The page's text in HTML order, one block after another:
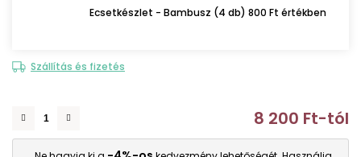
Ecsetkészlet - Bambusz (4 db) 800 Ft értékben
Szállítás és fizetés
8 200 Ft-tól